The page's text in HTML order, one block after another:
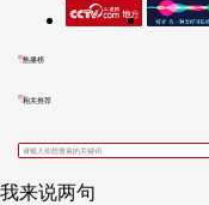
热播榜
相关推荐
我来说两句